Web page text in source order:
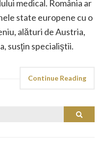
medical. România ar
state europene cu o
alături de Austria,
susţin specialiştii.
Continue Reading
Search